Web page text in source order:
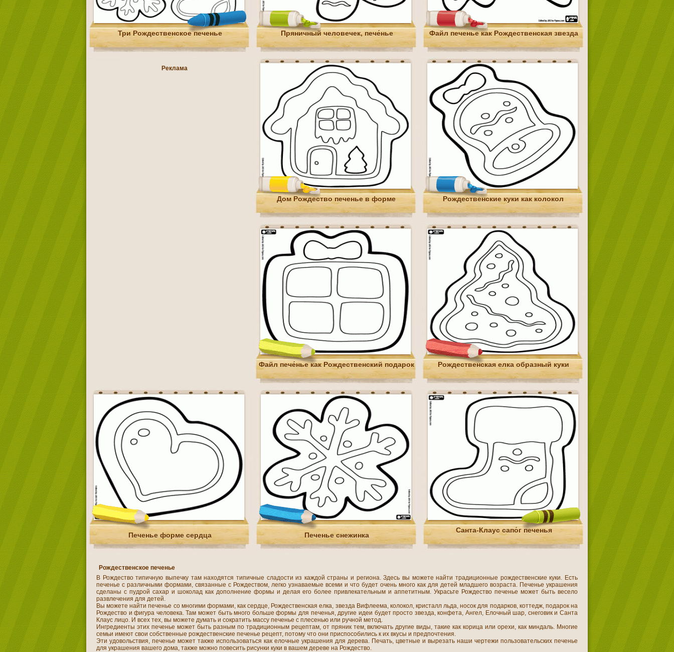
Три Рождественское печенье Пряничный человечек, пече́нье Файл печенье как Рождественская звезда
Реклама
Дом Рождество печенье в форме Рождественские куки как колокол
Файл пече́нье как Рождественский подарок Рождественская елка образный куки
Печенье форме сердца Печенье снежинка
Санта-Клаус сапо́г печенья
Рождественское печенье
В Рождество типичную выпечку там находятся типичные сладости из каждой страны и региона. Здесь вы можете найти традиционные рождественские куки. Есть
печенье с различными формами, связанные с Рождеством, легко узнаваемые всеми и что будет очень много как для детей младшего возраста. Печенье украшения
сделаны с пудрой сахар и шоколад как дополнение формы и делая его более привлекательным и аппетитным. Украсьте Рождество печенье может быть весело
развлечения для детей.
Вы можете найти печенье со многими формами, как сердце, Рождественская елка, звезда Вифлеема, колокол, кристалл льда, носок для подарков, коттедж, подарок на
Рождество и фигура человека. Там может быть много больше формы для печенья, другие идеи будет просто звезда, конфета, Ангел, Елочный шар, снеговик и Санта
Клаус лицо. И всех тех, вы можете думать и сократить массу печенье с плесенью или ручной метод.
Ингредиенты этих печенье может быть разным по традиционным рецептам, от пряник тем, включать другие виды, такие как корица или орехи, как миндаль. Многие
семьи имеют свои собственные рождественские печенье рецепт, потому что они приспособились к их вкусы и предпочтения.
Эти удовольствия, печенье может также использоваться как елочные украшения для дерева. Печать, цветные и вырезать наши чертежи пользовательских печенье
для украшения вашего дома, также можно повесить рисунки куки в вашем дереве на Рождество.